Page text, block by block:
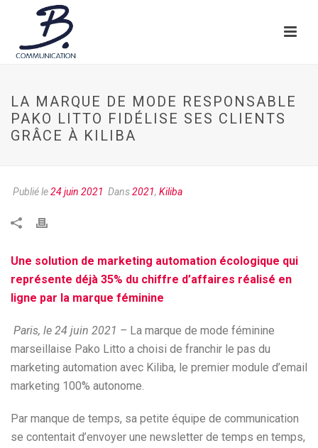
LA MARQUE DE MODE RESPONSABLE
PAKO LITTO FIDÉLISE SES CLIENTS
GRÂCE À KILIBA
Publié le24 juin 2021 Dans2021, Kiliba
Une solution de marketing automation écologique qui
représente déjà 35% du chiffre d’affaires réalisé en
ligne par la marque féminine
Paris, le 24 juin 2021 – La marque de mode féminine
marseillaise Pako Litto a choisi de franchir le pas du
marketing automation avec Kiliba, le premier module d’email
marketing 100% autonome.
Par manque de temps, sa petite équipe de communication
se contentait d’envoyer une newsletter de temps en temps,